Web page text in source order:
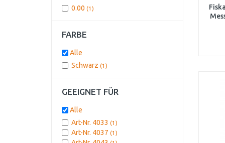
0.00 (1)
FARBE
Alle
Schwarz (1)
GEEIGNET FÜR
Alle
Art-Nr. 4033 (1)
Art-Nr. 4037 (1)